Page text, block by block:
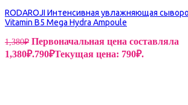
RODAROJI Интенсивная увлажняющая
Vitamin B5 Mega Hydra Ampoule
1,380₽ Первоначальная цена составляла
1,380₽.790₽Текущая цена: 790₽.